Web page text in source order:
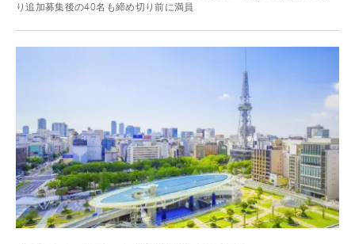
り追加募集後の40名も締め切り前に満員